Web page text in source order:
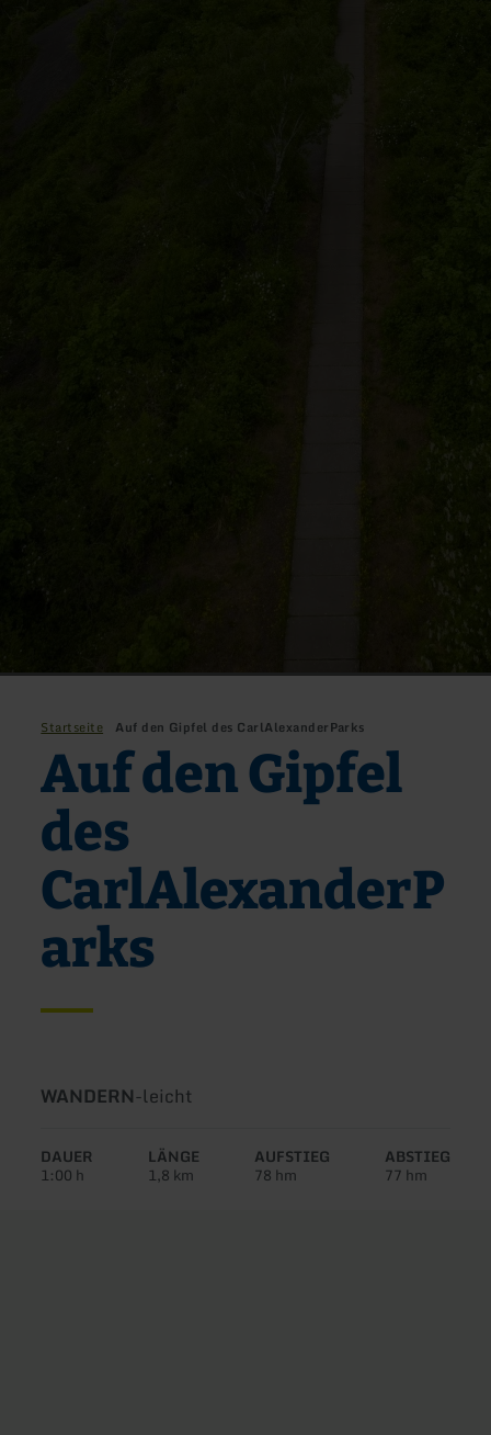
Startseite Auf den Gipfel des CarlAlexanderParks
Auf den Gipfel
des
CarlAlexanderP
arks
Art
Tour:
WANDERN-Schwierigkeit:
leicht
DAUER
1:00 h
LÄNGE
1,8 km
AUFSTIEG
78 hm
ABSTIEG
77 hm